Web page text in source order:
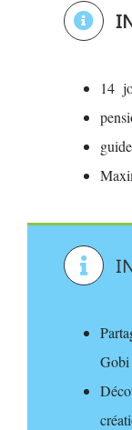
14
Gobi